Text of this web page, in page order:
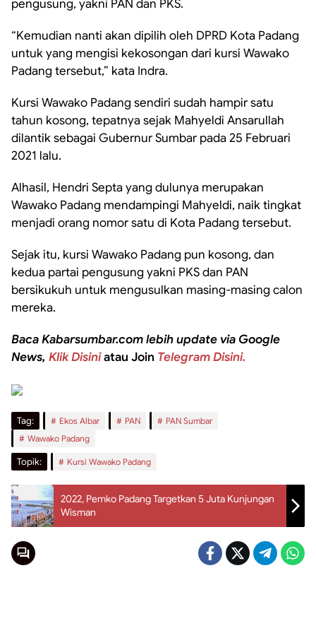
pengusung, yakni PAN dan PKS.
“Kemudian nanti akan dipilih oleh DPRD Kota Padang
untuk yang mengisi kekosongan dari kursi Wawako
Padang tersebut,” kata Indra.
Kursi Wawako Padang sendiri sudah hampir satu
tahun kosong, tepatnya sejak Mahyeldi Ansarullah
dilantik sebagai Gubernur Sumbar pada 25 Februari
2021 lalu.
Alhasil, Hendri Septa yang dulunya merupakan
Wawako Padang mendampingi Mahyeldi, naik tingkat
menjadi orang nomor satu di Kota Padang tersebut.
Sejak itu, kursi Wawako Padang pun kosong, dan
kedua partai pengusung yakni PKS dan PAN
bersikukuh untuk mengusulkan masing-masing calon
mereka.
Baca Kabarsumbar.com lebih update via Google
News, Klik Disiniatau Join Telegram Disini.
Tag: Ekos Albar PAN
PAN Sumbar
Wawako Padang
Topik: Kursi Wawako Padang
2022, Pemko Padang Targetkan 5 Juta Kunjungan
Wisman